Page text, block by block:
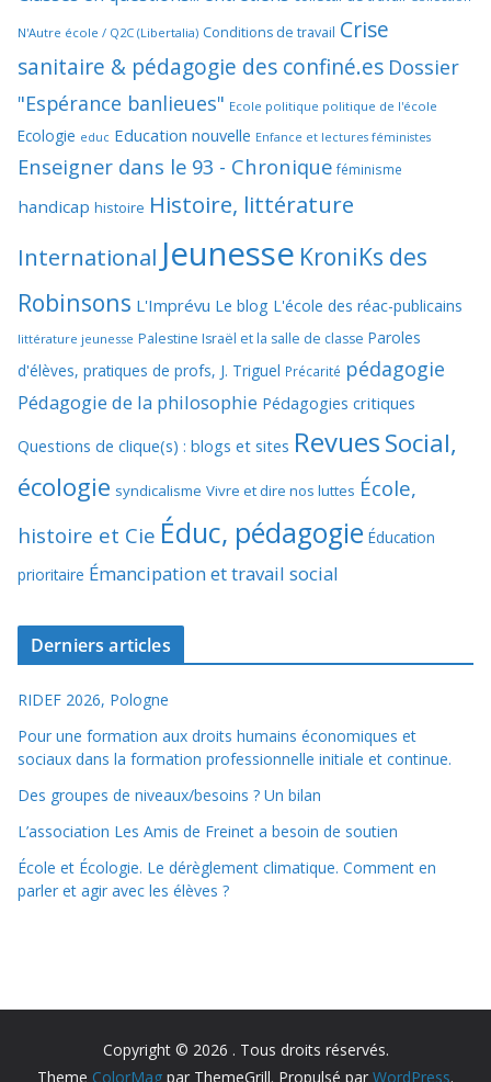
N'Autre école / Q2C (Libertalia) Conditions de travail Crise
sanitaire & pédagogie des confiné.es Dossier
"Espérance banlieues" Ecole politique politique de l'école
Ecologie educ Education nouvelle Enfance et lectures féministes
Enseigner dans le 93 - Chronique féminisme
handicap histoire Histoire, littérature
International Jeunesse KroniKs des
Robinsons L'Imprévu Le blog L'école des réac-publicains
littérature jeunesse Palestine Israël et la salle de classe Paroles
d'élèves, pratiques de profs, J. Triguel Précarité pédagogie
Pédagogie de la philosophie Pédagogies critiques
Questions de clique(s) : blogs et sites RevuesSocial,
écologie syndicalisme Vivre et dire nos luttes École,
histoire et Cie Éduc, pédagogie Éducation
prioritaire Émancipation et travail social
Derniers articles
RIDEF 2026, Pologne
Pour une formation aux droits humains économiques et
sociaux dans la formation professionnelle initiale et continue.
Des groupes de niveaux/besoins ? Un bilan
L’association Les Amis de Freinet a besoin de soutien
École et Écologie. Le dérèglement climatique. Comment en
parler et agir avec les élèves ?
Copyright © 2026 . Tous droits réservés.
Theme ColorMag par ThemeGrill. Propulsé par WordPress.